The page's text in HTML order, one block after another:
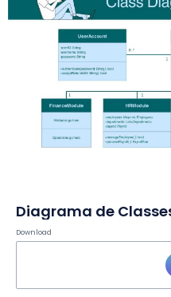
Download